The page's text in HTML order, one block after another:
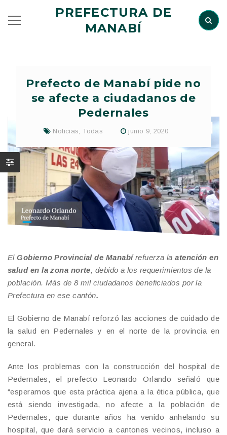
PREFECTURA DE
MANABÍ
Prefecto de Manabí pide no
se afecte a ciudadanos de
Pedernales
Noticias Todas junio 9, 2020
ElGobierno Provincial de Manabírefuerza laatención en
salud en la zona norte, debido a los requerimientos de la
población. Más de 8 mil ciudadanos beneficiados por la
Prefectura en ese cantón.
El Gobierno de Manabí reforzó las acciones de cuidado de
la salud en Pedernales y en el norte de la provincia en
general.
Ante los problemas con la construcción del hospital de
Pedernales, el prefecto Leonardo Orlando señaló que
“esperamos que esta práctica ajena a la ética pública, que
está siendo investigada, no afecte a la población de
Pedernales, que durante años ha venido anhelando su
hospital, que dará servicio a cantones vecinos, incluso a